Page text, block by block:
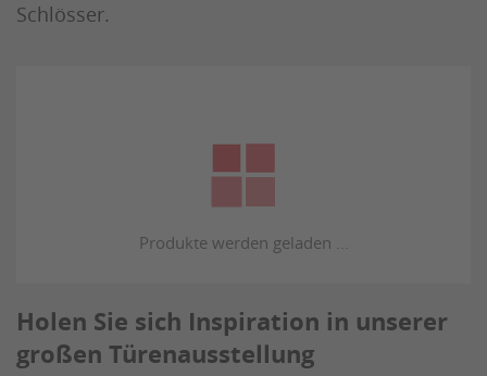
Schlösser.
Holen Sie sich Inspiration in unserer
großen Türenausstellung